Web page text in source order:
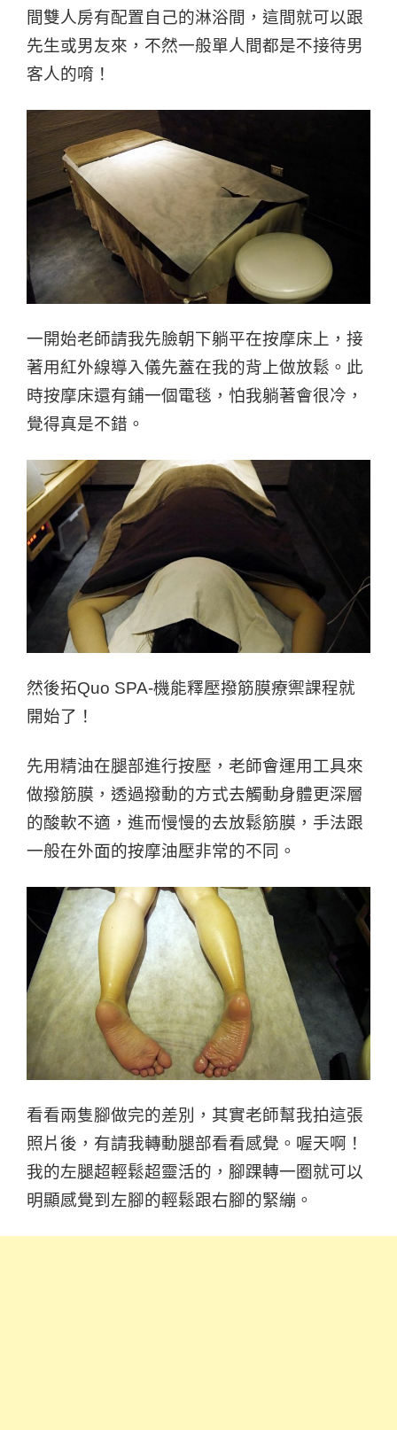
間雙人房有配置自己的淋浴間，這間就可以跟
先生或男友來，不然一般單人間都是不接待男
客人的唷！
一開始老師請我先臉朝下躺平在按摩床上，接
著用紅外線導入儀先蓋在我的背上做放鬆。此
時按摩床還有鋪一個電毯，怕我躺著會很冷，
覺得真是不錯。
然後拓Quo SPA-機能釋壓撥筋膜療禦課程就
開始了！
先用精油在腿部進行按壓，老師會運用工具來
做撥筋膜，透過撥動的方式去觸動身體更深層
的酸軟不適，進而慢慢的去放鬆筋膜，手法跟
一般在外面的按摩油壓非常的不同。
看看兩隻腳做完的差別，其實老師幫我拍這張
照片後，有請我轉動腿部看看感覺。喔天啊！
我的左腿超輕鬆超靈活的，腳踝轉一圈就可以
明顯感覺到左腳的輕鬆跟右腳的緊繃。